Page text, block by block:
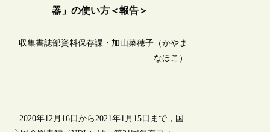
器」の使い方＜報告＞
収集書誌部資料保存課・加山菜穂子（かやま
なほこ）
2020年12月16日から2021年1月15日まで，国